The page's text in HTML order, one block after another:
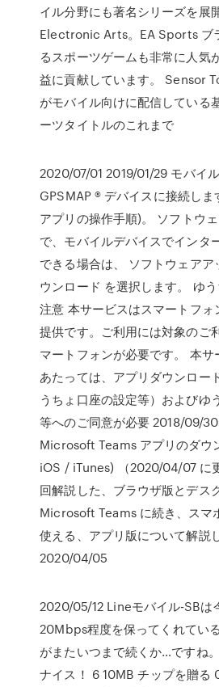
イル分野にも著名シリーズを展
Electronic Arts。EA Sports ブ
るスポーツゲームも非常に人気
益に貢献しています。 Sensor
がモバイル向けに配信している
ーツタイトルのこれまで
2020/07/01 2019/01/29 モバイ
GPSMAP ® デバイスに接続し
アプリの操作手順)。 ソフトウ
で、モバイルデバイスでインタ
できる場合は、 ソフトウェアア
ウンロード を選択します。 ゆ
注意 本サービスはスマートフォ
提供です。ご利用には対象のご
マートフォンが必要です。 本サ
あたっては、アプリダウンロー
うちょ口座の設定等）およびゆ
等へのご同意が必要 2018/09/30
Microsoft Teams アプリのダウ
iOS / iTunes) （2020/04/07 に
回解説した、ブラウザ版とデス
Microsoft Teams に続き、スマ
使える、アプリ版について解説
2020/04/05
2020/05/12 Lineモバイル-SBは
20Mbps程度を保ってくれてい
がまたいつまで続くか…ですね
ナイス！ 6 10MB チップを贈る